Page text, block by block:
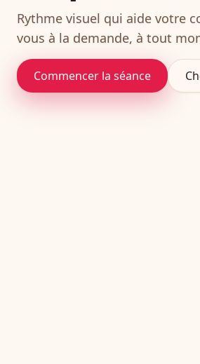
Rythme visuel qui aide votre
vous à la demande, à tout
Commencer la séance